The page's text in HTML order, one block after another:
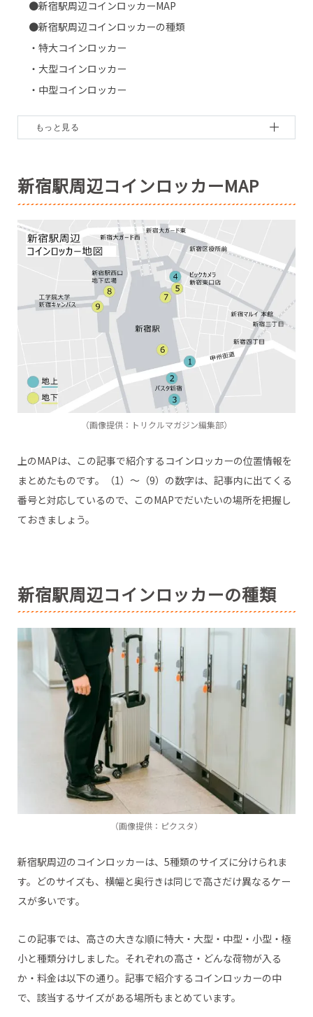
●新宿駅周辺コインロッカーMAP
●新宿駅周辺コインロッカーの種類
・特大コインロッカー
・大型コインロッカー
・中型コインロッカー
・極小コインロッカー
（2）「LUMINE 0」直通エレベーターホール内【改札外2F】
●新宿駅東口近くのコインロッカー
（4）ルミネエスト新宿近く【改札外1F】
（5）東改札を出て右手すぐ【改札外B1F】
（6）JR新宿駅5・6番線に続く通路【改札内B1F】
（7）中央東改札を出てすぐ【改札外B1F】
●新宿駅西口近くのコインロッカー
（8）新宿西口地下広場 交番裏【改札外B1F】
（9）新宿西口地下広場 イベントコーナー横【改札外B1F】
●新宿駅のコインロッカーが満室だった場合の対処法
新宿駅周辺コインロッカーMAP
（画像提供：トリクルマガジン編集部）
上のMAPは、この記事で紹介するコインロッカーの位置情報を
まとめたものです。（1）～（9）の数字は、記事内に出てくる
番号と対応しているので、このMAPでだいたいの場所を把握し
ておきましょう。
新宿駅周辺コインロッカーの種類
（画像提供：ピクスタ）
新宿駅周辺のコインロッカーは、5種類のサイズに分けられま
す。どのサイズも、横幅と奥行きは同じで高さだけ異なるケー
スが多いです。
この記事では、高さの大きな順に特大・大型・中型・小型・極
小と種類分けしました。それぞれの高さ・どんな荷物が入る
か・料金は以下の通り。記事で紹介するコインロッカーの中
で、該当するサイズがある場所もまとめています。